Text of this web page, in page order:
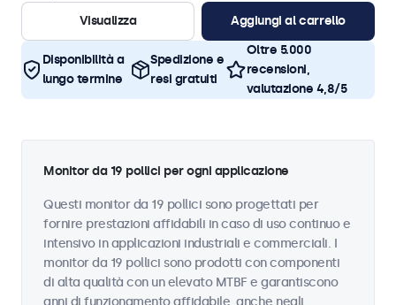
Visualizza
Aggiungi al carrello
Disponibilità a
lungo termine
Spedizione e
resi gratuiti
Oltre 5.000
recensioni,
valutazione 4,8/5
Monitor da 19 pollici per ogni applicazione
Questi monitor da 19 pollici sono progettati per
fornire prestazioni affidabili in caso di uso continuo e
intensivo in applicazioni industriali e commerciali. I
monitor da 19 pollici sono prodotti con componenti
di alta qualità con un elevato MTBF e garantiscono
anni di funzionamento affidabile, anche negli